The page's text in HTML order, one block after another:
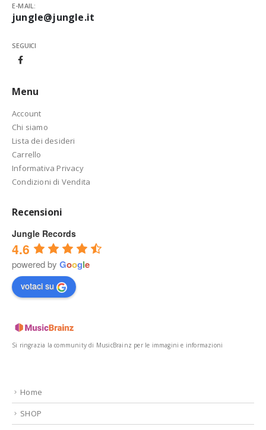
E-MAIL:
jungle@jungle.it
SEGUICI
Menu
Account
Chi siamo
Lista dei desideri
Carrello
Informativa Privacy
Condizioni di Vendita
Recensioni
Jungle Records
4.6
powered by Google
votaci su
Si ringrazia la community di MusicBrainz per le immagini e informazioni
Home
SHOP